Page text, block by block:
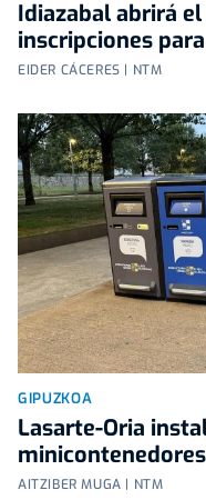
Idiazabal abrirá
inscripciones
EIDER CÁCERES | NTM
GIPUZKOA
Lasarte-Oria
AITZIBER MUGA | NTM